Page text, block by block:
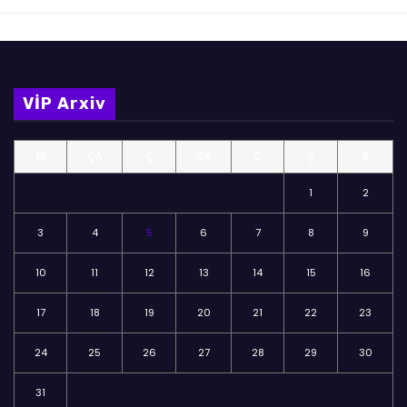
VİP Arxiv
1 2
3 4 5 6 7 8 9
10 11 12 13 14 15 16
17 18 19 20 21 22 23
24 25 26 27 28 29 30
31